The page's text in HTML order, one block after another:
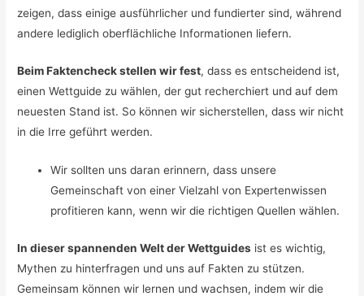
zeigen, dass einige ausführlicher und fundierter sind, während
andere lediglich oberflächliche Informationen liefern.
Beim Faktencheck stellen wir fest, dass es entscheidend ist,
einen Wettguide zu wählen, der gut recherchiert und auf dem
neuesten Stand ist. So können wir sicherstellen, dass wir nicht
in die Irre geführt werden.
Wir sollten uns daran erinnern, dass unsere
Gemeinschaft von einer Vielzahl von Expertenwissen
profitieren kann, wenn wir die richtigen Quellen wählen.
In dieser spannenden Welt der Wettguides ist es wichtig,
Mythen zu hinterfragen und uns auf Fakten zu stützen.
Gemeinsam können wir lernen und wachsen, indem wir die